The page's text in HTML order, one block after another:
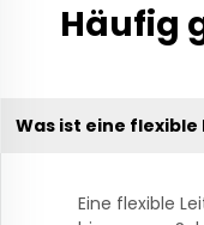
Häufig
Was ist eine
Eine flexible